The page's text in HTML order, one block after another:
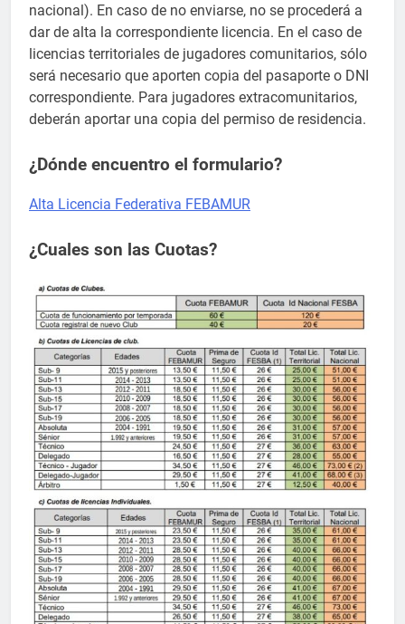
nacional). En caso de no enviarse, no se procederá a
dar de alta la correspondiente licencia. En el caso de
licencias territoriales de jugadores comunitarios, sólo
será necesario que aporten copia del pasaporte o DNI
correspondiente. Para jugadores extracomunitarios,
deberán aportar una copia del permiso de residencia.
¿Dónde encuentro el formulario?
Alta Licencia Federativa FEBAMUR
¿Cuales son las Cuotas?